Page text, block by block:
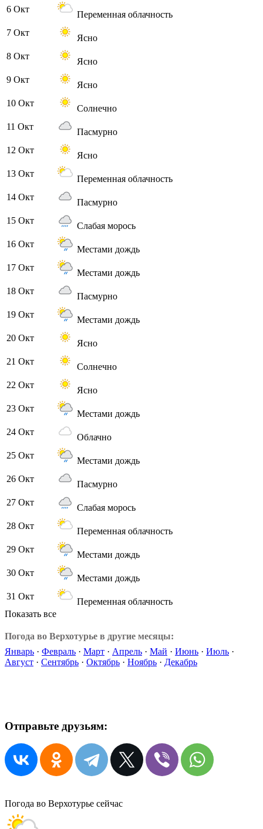
6 Окт
Переменная облачность
7 Окт
Ясно
8 Окт
Ясно
9 Окт
Ясно
10 Окт
Солнечно
11 Окт
Пасмурно
12 Окт
Ясно
13 Окт
Переменная облачность
14 Окт
Пасмурно
15 Окт
Слабая морось
16 Окт
Местами дождь
17 Окт
Местами дождь
18 Окт
Пасмурно
19 Окт
Местами дождь
20 Окт
Ясно
21 Окт
Солнечно
22 Окт
Ясно
23 Окт
Местами дождь
24 Окт
Облачно
25 Окт
Местами дождь
26 Окт
Пасмурно
27 Окт
Слабая морось
28 Окт
Переменная облачность
29 Окт
Местами дождь
30 Окт
Местами дождь
31 Окт
Переменная облачность
Показать все
Погода во Верхотурье в другие месяцы:
Январь · Февраль · Март · Апрель · Май · Июнь · Июль ·
Август · Сентябрь · Октябрь · Ноябрь · Декабрь
Отправьте друзьям:
Погода во Верхотурье сейчас